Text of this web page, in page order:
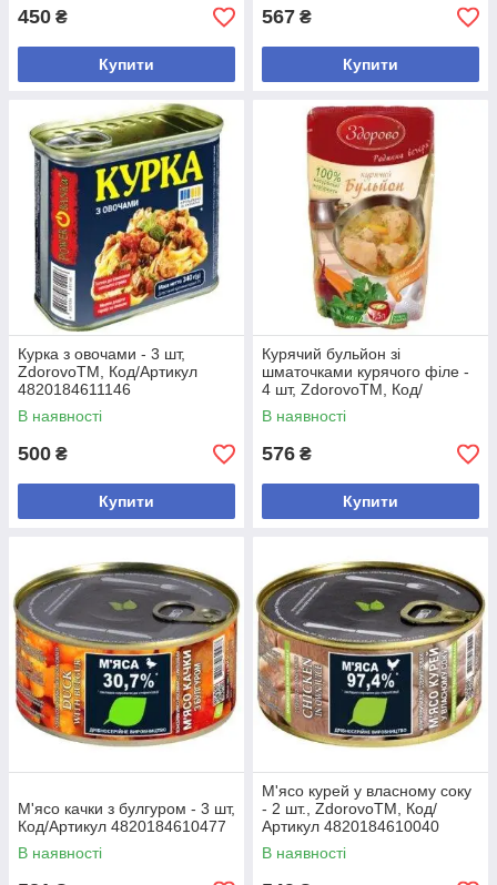
450 ₴
Купити
567 ₴
Купити
Курка з овочами - 3 шт,
ZdorovoTM, Код/Артикул
4820184611146
В наявності
500 ₴
Купити
Курячий бульйон зі
шматочками курячого філе -
4 шт, ZdorovoTM, Код/
Артикул 4820083200212
В наявності
576 ₴
Купити
М'ясо качки з булгуром - 3 шт,
Код/Артикул 4820184610477
В наявності
М'ясо курей у власному соку
- 2 шт., ZdorovoTM, Код/
Артикул 4820184610040
В наявності